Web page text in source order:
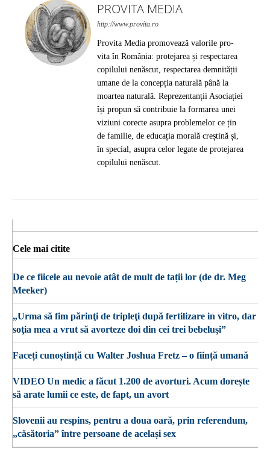
PROVITA MEDIA
http://www.provita.ro
Provita Media promovează valorile pro-
vita în România: protejarea și respectarea
copilului nenăscut, respectarea demnității
umane de la concepția naturală până la
moartea naturală. Reprezentanții Asociației
își propun să contribuie la formarea unei
viziuni corecte asupra problemelor ce țin
de familie, de educația morală creștină și,
în special, asupra celor legate de protejarea
copilului nenăscut.
Cele mai citite
De ce fiicele au nevoie atât de mult de tații lor (de dr. Meg
Meeker)
„Urma să fim părinţi de tripleţi după fertilizare in vitro, dar
soţia mea a vrut să avorteze doi din cei trei bebeluşi”
Faceți cunoștință cu Walter Joshua Fretz – o ființă umană
VIDEO Un medic a făcut 1.200 de avorturi. Acum dorește
să arate lumii ce este, de fapt, un avort
Slovenii au respins, pentru a doua oară, prin referendum,
„căsătoria” între persoane de același sex